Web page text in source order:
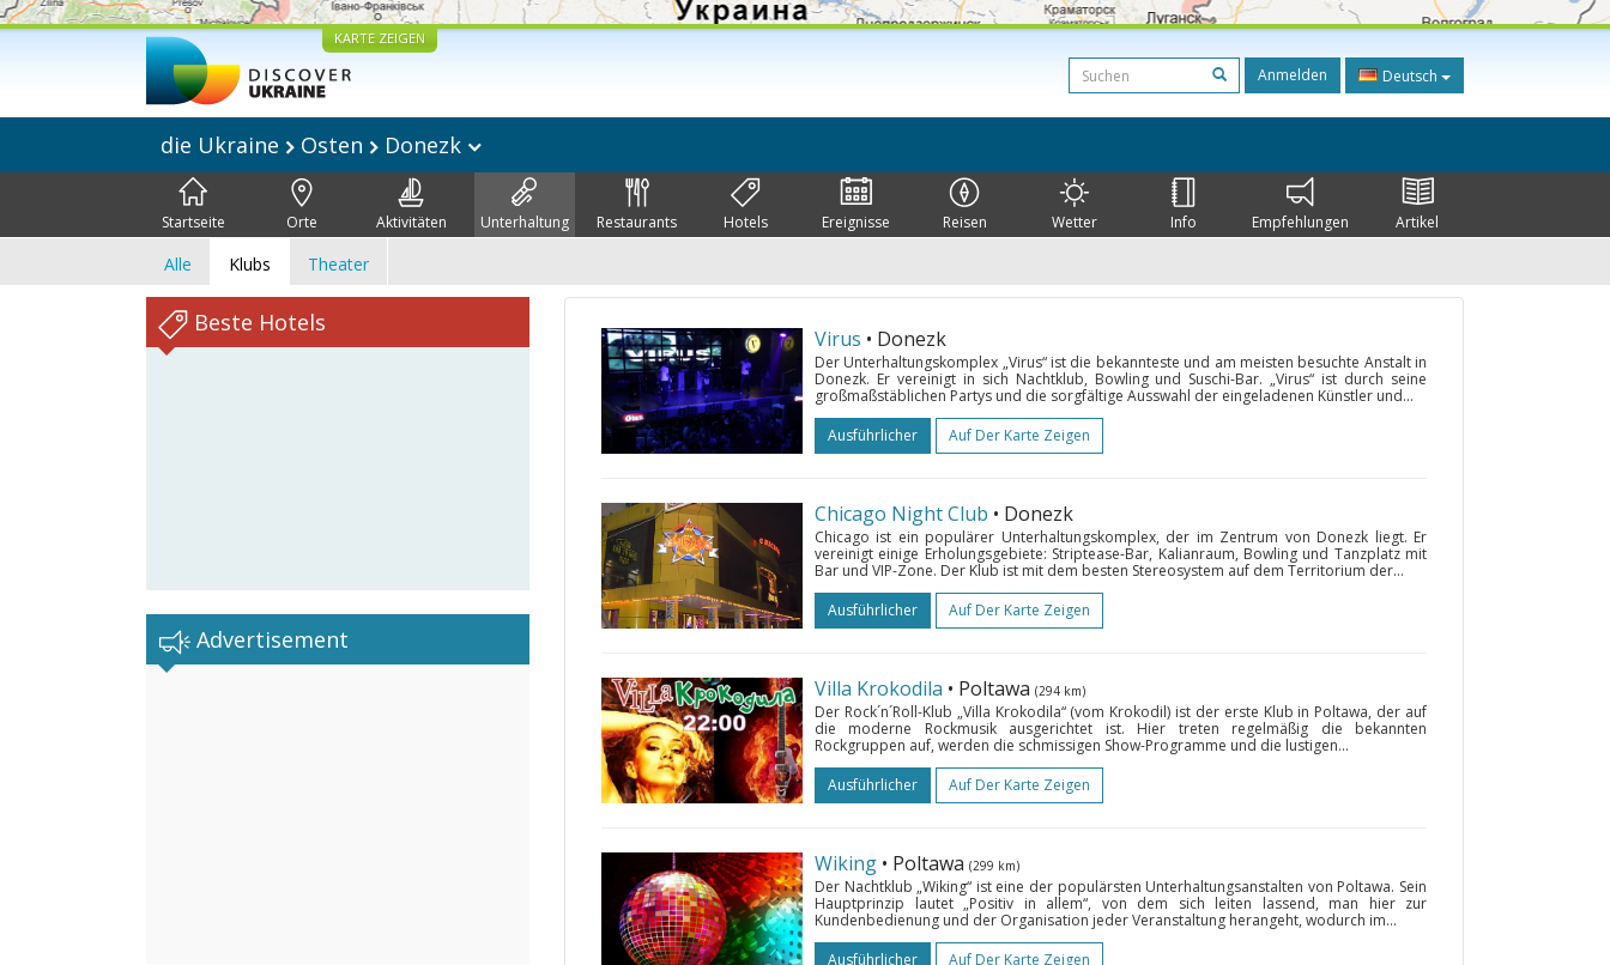
KARTE ZEIGEN
Anmelden Deutsch
die Ukraine Osten Donezk
Startseite Orte Aktivitäten Unterhaltung Restaurants Hotels Ereignisse Reisen Wetter Info Empfehlungen Artikel
Alle Klubs Theater
Beste Hotels
Advertisement
Virus • Donezk
Der Unterhaltungskomplex „Virus“ ist die bekannteste und am meisten besuchte Anstalt in
Donezk. Er vereinigt in sich Nachtklub, Bowling und Suschi-Bar. „Virus“ ist durch seine
großmaßstäblichen Partys und die sorgfältige Ausswahl der eingeladenen Künstler und...
Ausführlicher
Auf Der Karte Zeigen
Chicago Night Club • Donezk
Chicago ist ein populärer Unterhaltungskomplex, der im Zentrum von Donezk liegt. Er
vereinigt einige Erholungsgebiete: Striptease-Bar, Kalianraum, Bowling und Tanzplatz mit
Bar und VIP-Zone. Der Klub ist mit dem besten Stereosystem auf dem Territorium der...
Ausführlicher
Auf Der Karte Zeigen
Villa Krokodila • Poltawa (294 km)
Der Rock´n´Roll-Klub „Villa Krokodila“ (vom Krokodil) ist der erste Klub in Poltawa, der auf
die moderne Rockmusik ausgerichtet ist. Hier treten regelmäßig die bekannten
Rockgruppen auf, werden die schmissigen Show-Programme und die lustigen...
Ausführlicher
Auf Der Karte Zeigen
Wiking • Poltawa (299 km)
Der Nachtklub „Wiking“ ist eine der populärsten Unterhaltungsanstalten von Poltawa. Sein
Hauptprinzip lautet „Positiv in allem“, von dem sich leiten lassend, man hier zur
Kundenbedienung und der Organisation jeder Veranstaltung herangeht, wodurch im...
Ausführlicher
Auf Der Karte Zeigen